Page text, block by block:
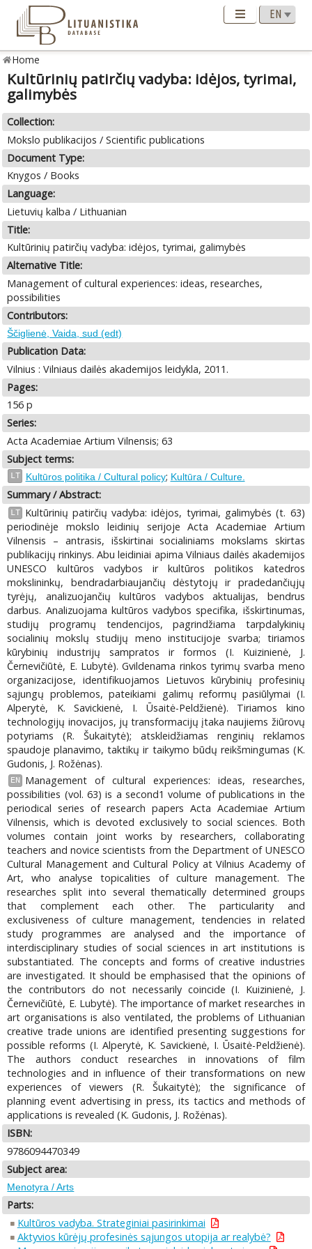
Home
Kultūrinių patirčių vadyba: idėjos, tyrimai,
galimybės
Collection:
Mokslo publikacijos / Scientific publications
Document Type:
Knygos / Books
Language:
Lietuvių kalba / Lithuanian
Title:
Kultūrinių patirčių vadyba: idėjos, tyrimai, galimybės
Alternative Title:
Management of cultural experiences: ideas, researches,
possibilities
Contributors:
Ščiglienė, Vaida, sud (edt)
Publication Data:
Vilnius : Vilniaus dailės akademijos leidykla, 2011.
Pages:
156 p
Series:
Acta Academiae Artium Vilnensis; 63
Subject terms:
LT Kultūros politika / Cultural policy; Kultūra / Culture.
Summary / Abstract:
LT
Kultūrinių patirčių vadyba: idėjos, tyrimai, galimybės (t. 63)
periodinėje mokslo leidinių serijoje Acta Academiae Artium
Vilnensis – antrasis, išskirtinai socialiniams mokslams skirtas
publikacijų rinkinys. Abu leidiniai apima Vilniaus dailės akademijos
UNESCO kultūros vadybos ir kultūros politikos katedros
mokslininkų, bendradarbiaujančių dėstytojų ir pradedančiųjų
tyrėjų, analizuojančių kultūros vadybos aktualijas, bendrus
darbus. Analizuojama kultūros vadybos specifika, išskirtinumas,
studijų programų tendencijos, pagrindžiama tarpdalykinių
socialinių mokslų studijų meno institucijoje svarba; tiriamos
kūrybinių industrijų sampratos ir formos (I. Kuizinienė, J.
Černevičiūtė, E. Lubytė). Gvildenama rinkos tyrimų svarba meno
organizacijose, identifikuojamos Lietuvos kūrybinių profesinių
sąjungų problemos, pateikiami galimų reformų pasiūlymai (I.
Alperytė, K. Savickienė, I. Ūsaitė-Peldžienė). Tiriamos kino
technologijų inovacijos, jų transformacijų įtaka naujiems žiūrovų
potyriams (R. Šukaitytė); atskleidžiamas renginių reklamos
spaudoje planavimo, taktikų ir taikymo būdų reikšmingumas (K.
Gudonis, J. Rožėnas).
EN
Management of cultural experiences: ideas, researches,
possibilities (vol. 63) is a second1 volume of publications in the
periodical series of research papers Acta Academiae Artium
Vilnensis, which is devoted exclusively to social sciences. Both
volumes contain joint works by researchers, collaborating
teachers and novice scientists from the Department of UNESCO
Cultural Management and Cultural Policy at Vilnius Academy of
Art, who analyse topicalities of culture management. The
researches split into several thematically determined groups
that complement each other. The particularity and
exclusiveness of culture management, tendencies in related
study programmes are analysed and the importance of
interdisciplinary studies of social sciences in art institutions is
substantiated. The concepts and forms of creative industries
are investigated. It should be emphasised that the opinions of
the contributors do not necessarily coincide (I. Kuizinienė, J.
Černevičiūtė, E. Lubytė). The importance of market researches in
art organisations is also ventilated, the problems of Lithuanian
creative trade unions are identified presenting suggestions for
possible reforms (I. Alperytė, K. Savickienė, I. Ūsaitė-Peldžienė).
The authors conduct researches in innovations of film
technologies and in influence of their transformations on new
experiences of viewers (R. Šukaitytė); the significance of
planning event advertising in press, its tactics and methods of
applications is revealed (K. Gudonis, J. Rožėnas).
ISBN:
9786094470349
Subject area:
Menotyra / Arts
Parts:
Kultūros vadyba. Strateginiai pasirinkimai
Aktyvios kūrėjų profesinės sąjungos utopija ar realybė?